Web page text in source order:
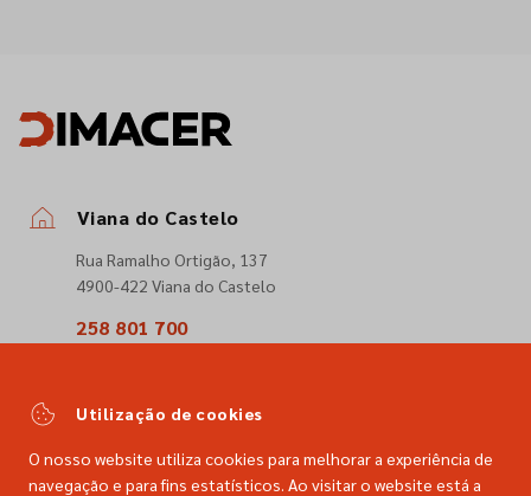
Viana do Castelo
Rua Ramalho Ortigão, 137
4900-422 Viana do Castelo
258 801 700
comercial@dimacer.com
Utilização de cookies
O nosso website utiliza cookies para melhorar a experiência de
navegação e para fins estatísticos. Ao visitar o website está a